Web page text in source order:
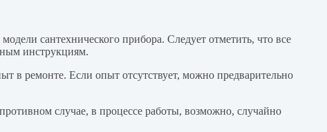
сантехнического прибора. Следует отметить, что все
инструкциям.
в ремонте. Если опыт отсутствует, можно предварительно
случае, в процессе работы, возможно, случайно